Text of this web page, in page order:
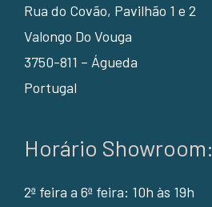
Rua do Covão, Pavilhão 1 e 2
Valongo Do Vouga
3750-811 – Águeda
Portugal
Horário Showroom:
2ª feira a 6ª feira: 10h às 19h